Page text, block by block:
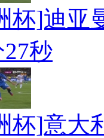
杯]迪亚
秒
杯]意大